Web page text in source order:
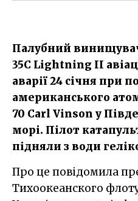
Палубний
35C Lightning II
аварії 24 січня​ при
американського
70 Carl Vinson у
морі. Пілот
підняли з води
Про це повідомила пресс-служба
Тихоокеанского